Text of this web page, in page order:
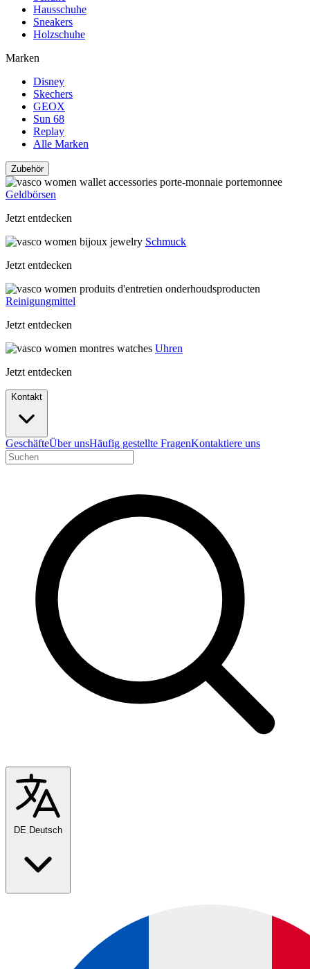
Hausschuhe
Sneakers
Holzschuhe
Marken
Disney
Skechers
GEOX
Sun 68
Replay
Alle Marken
Zubehör
Geldbörsen
Jetzt entdecken
Schmuck
Jetzt entdecken
Reinigungmittel
Jetzt entdecken
Uhren
Jetzt entdecken
Kontakt
GeschäfteÜber unsHäufig gestellte FragenKontaktiere uns
DE Deutsch